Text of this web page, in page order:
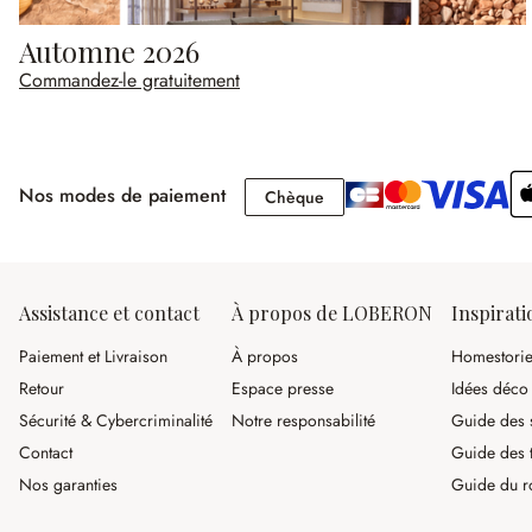
Automne 2026
Commandez-le gratuitement
Nos modes de paiement Chèque Chèque
Assistance et contact
Paiement et Livraison
Retour
Sécurité & Cybercriminalité
Contact
Nos garanties
À propos de LOBERON
À propos
Espace presse
Notre responsabilité
Idées déco
Guide des
Guide des
Guide du